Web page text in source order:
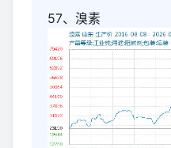
57、溴素